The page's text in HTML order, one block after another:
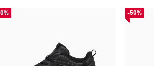
-50%